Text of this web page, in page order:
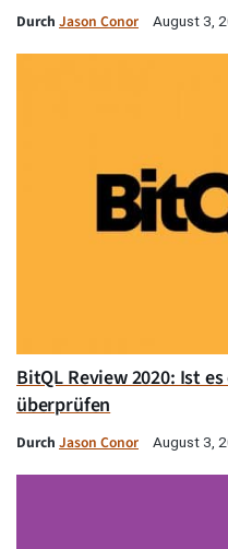
Durch Jason Conor August 3,
BitQL Review 2020: Ist
überprüfen
Durch Jason Conor August 3,